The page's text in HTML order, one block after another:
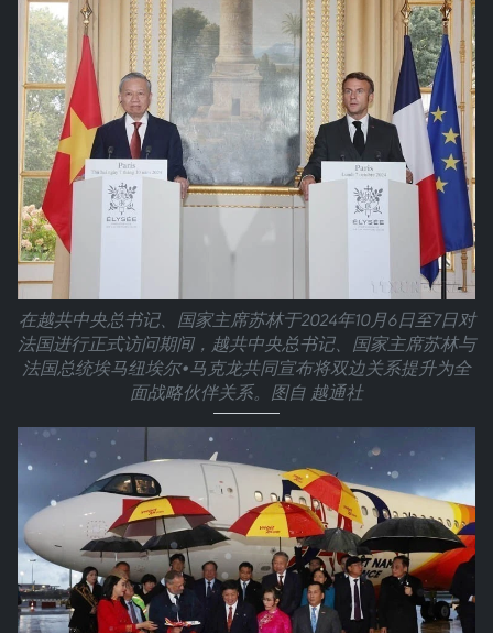
在越共中央总书记、国家主席苏林于2024年10月6日至7日对
法国进行正式访问期间，越共中央总书记、国家主席苏林与
法国总统埃马纽埃尔•马克龙共同宣布将双边关系提升为全
面战略伙伴关系。图自 越通社